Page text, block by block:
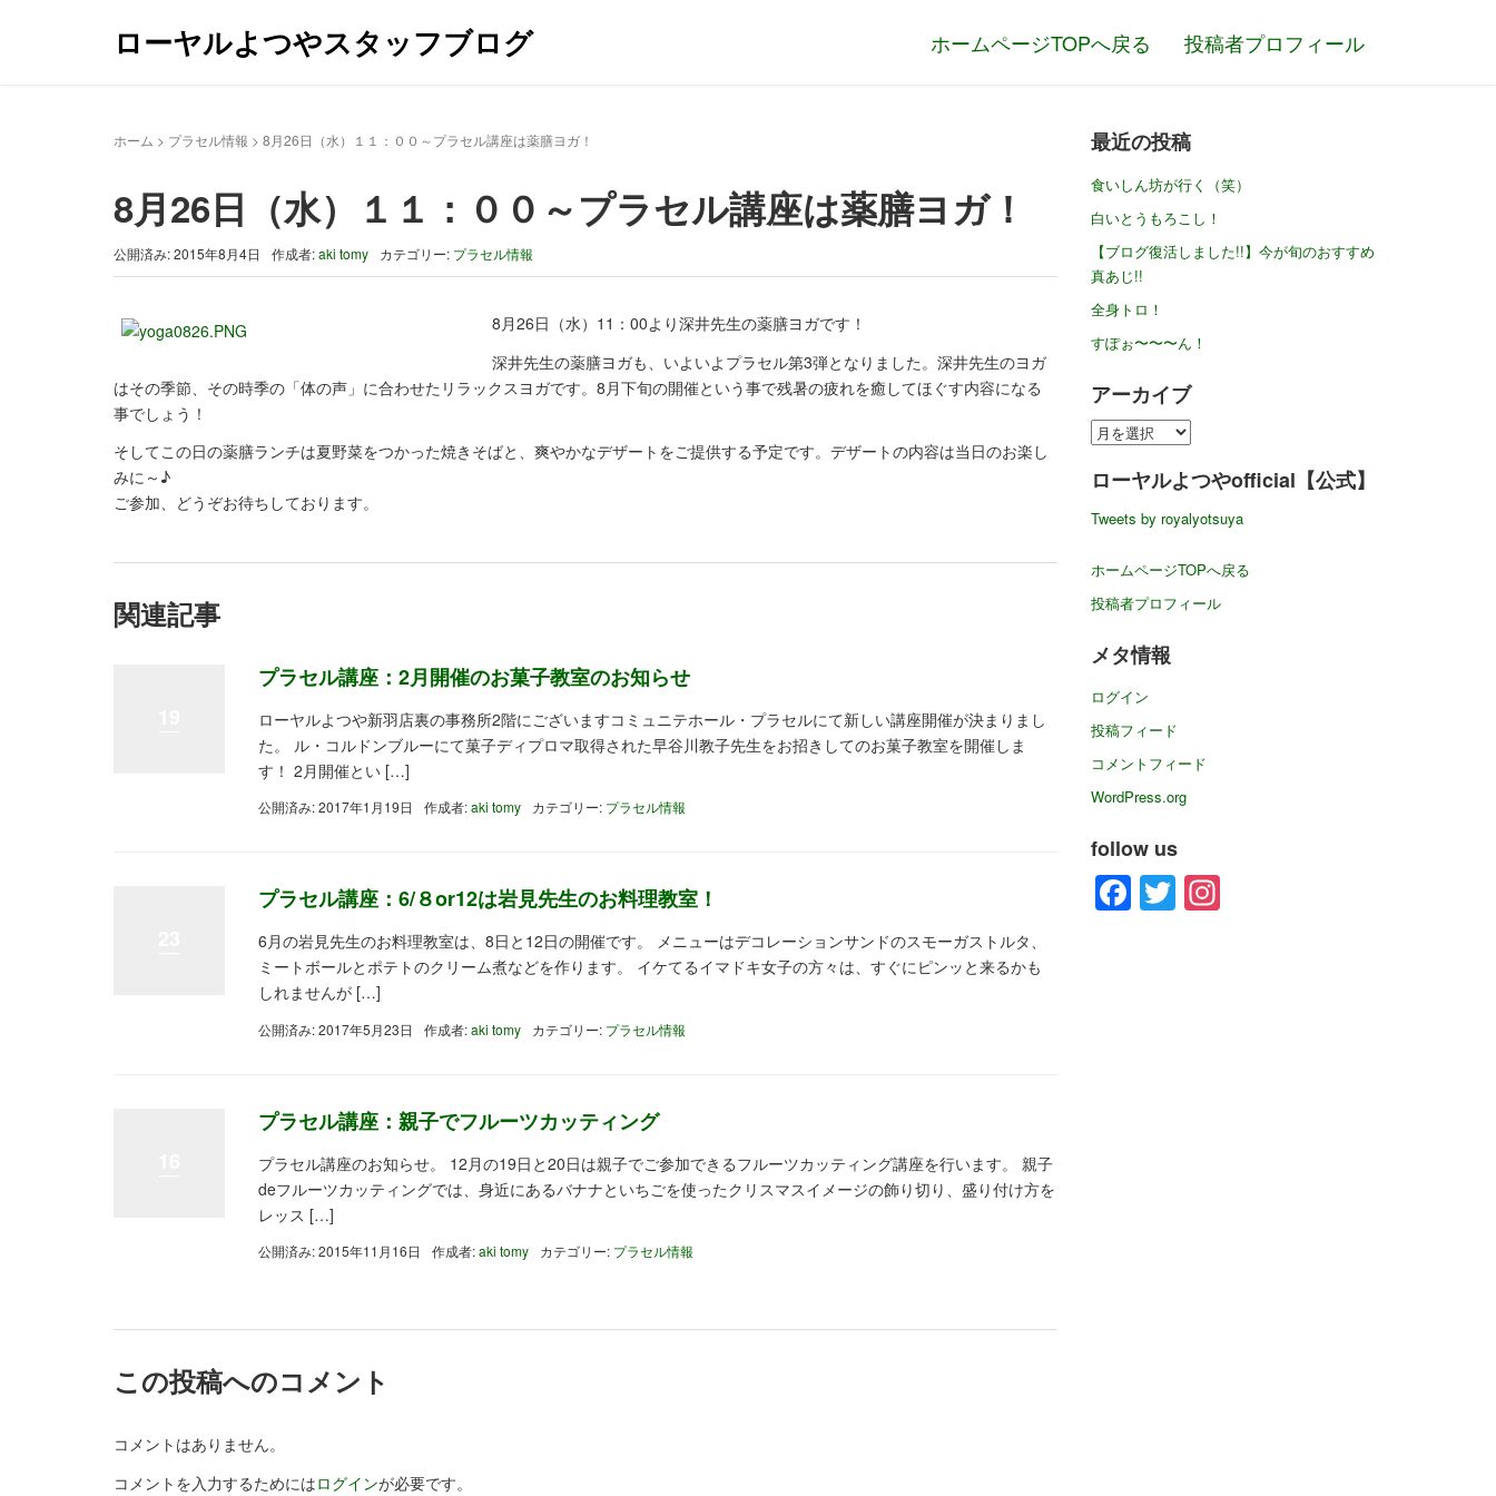
ローヤルよつやスタッフブログ ホームページTOPへ戻る 投稿者プロフィール
ホーム > プラセル情報 > 8月26日（水）１１：００～プラセル講座は薬膳ヨガ！
8月26日（水）１１：００～プラセル講座は薬膳ヨガ！
公開済み: 2015年8月4日 作成者:aki tomy カテゴリー: プラセル情報
8月26日（水）11：00より深井先生の薬膳ヨガです！
深井先生の薬膳ヨガも、いよいよプラセル第3弾となりました。深井先生のヨガ
はその季節、その時季の「体の声」に合わせたリラックスヨガです。8月下旬の開催という事で残暑の疲れを癒してほぐす内容になる
事でしょう！
そしてこの日の薬膳ランチは夏野菜をつかった焼きそばと、爽やかなデザートをご提供する予定です。デザートの内容は当日のお楽し
みに～♪
ご参加、どうぞお待ちしております。
関連記事
プラセル講座：2月開催のお菓子教室のお知らせ
ローヤルよつや新羽店裏の事務所2階にございますコミュニテホール・プラセルにて新しい講座開催が決まりまし
た。 ル・コルドンブルーにて菓子ディプロマ取得された早谷川教子先生をお招きしてのお菓子教室を開催しま
す！ 2月開催とい […]
公開済み: 2017年1月19日 作成者:aki tomy カテゴリー: プラセル情報
プラセル講座：6/８or12は岩見先生のお料理教室！
6月の岩見先生のお料理教室は、8日と12日の開催です。 メニューはデコレーションサンドのスモーガストルタ、
ミートボールとポテトのクリーム煮などを作ります。 イケてるイマドキ女子の方々は、すぐにピンッと来るかも
しれませんが […]
公開済み: 2017年5月23日 作成者:aki tomy カテゴリー: プラセル情報
プラセル講座：親子でフルーツカッティング
プラセル講座のお知らせ。 12月の19日と20日は親子でご参加できるフルーツカッティング講座を行います。 親子
deフルーツカッティングでは、身近にあるバナナといちごを使ったクリスマスイメージの飾り切り、盛り付け方を
レッス […]
公開済み: 2015年11月16日 作成者:aki tomy カテゴリー: プラセル情報
この投稿へのコメント
コメントはありません。
コメントを入力するためにはログインが必要です。
最近の投稿
食いしん坊が行く（笑）
白いとうもろこし！
【ブログ復活しました!!】今が旬のおすすめ
真あじ!!
全身トロ！
すぽぉ〜〜〜ん！
アーカイブ
ア
カ
ブ
ローヤルよつやofficial【公式】
Tweets by royalyotsuya
ホームページTOPへ戻る
投稿者プロフィール
メタ情報
ログイン
投稿フィード
コメントフィード
WordPress.org
follow us
Facebook
TwitterInstagram